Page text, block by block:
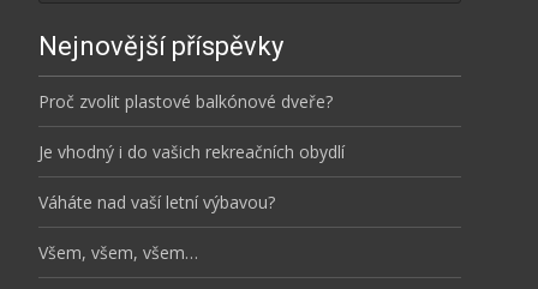
Nejnovější příspěvky
Proč zvolit plastové balkónové dveře?
Je vhodný i do vašich rekreačních obydlí
Váháte nad vaší letní výbavou?
Všem, všem, všem…